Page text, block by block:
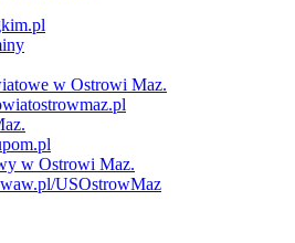
w Ostrowi Maz.
w Ostrowi Maz.
USOstrowMaz